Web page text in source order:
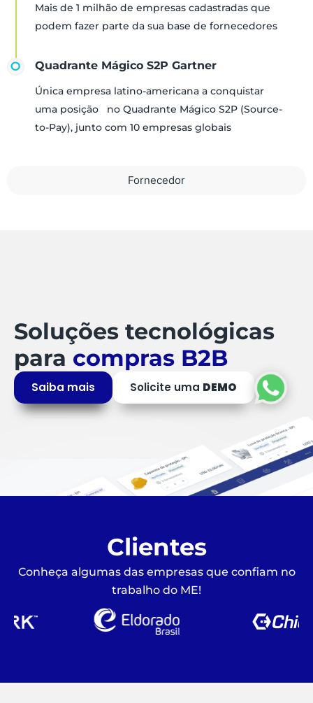
Fornecedor
Mais de 1 milhão de empresas cadastradas que
podem fazer parte da sua base de fornecedores
Quadrante Mágico S2P Gartner
Única empresa latino-americana a conquistar
uma posição no Quadrante Mágico S2P (Source-
to-Pay), junto com 10 empresas globais
Soluções tecnológicas
para compras B2B
Saiba mais Solicite uma DEMO
Clientes
Conheça algumas das empresas que confiam no
trabalho do ME!